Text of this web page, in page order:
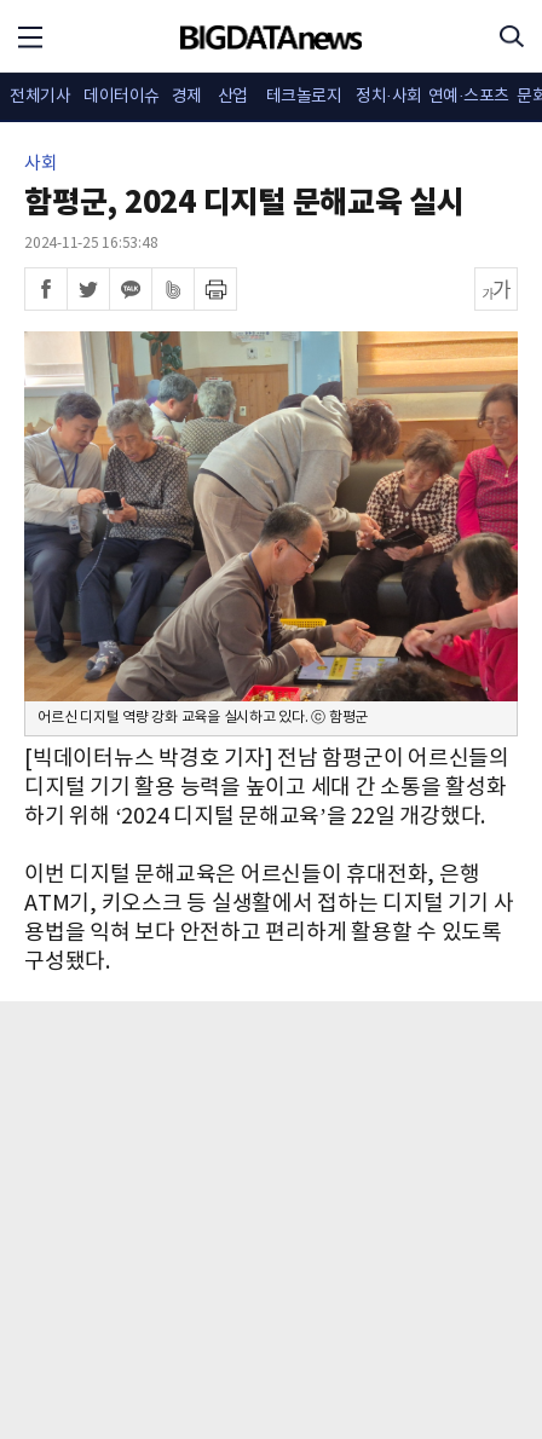
전체기사 데이터이슈 경제 산업 테크놀로지 정치·사회 연예·스포츠 문
사회
함평군, 2024 디지털 문해교육 실시
2024-11-25 16:53:48
어르신 디지털 역량 강화 교육을 실시하고 있다. ⓒ 함평군
[빅데이터뉴스 박경호 기자] 전남 함평군이 어르신들의
디지털 기기 활용 능력을 높이고 세대 간 소통을 활성화
하기 위해 ‘2024 디지털 문해교육’을 22일 개강했다.
이번 디지털 문해교육은 어르신들이 휴대전화, 은행
ATM기, 키오스크 등 실생활에서 접하는 디지털 기기 사
용법을 익혀 보다 안전하고 편리하게 활용할 수 있도록
구성됐다.